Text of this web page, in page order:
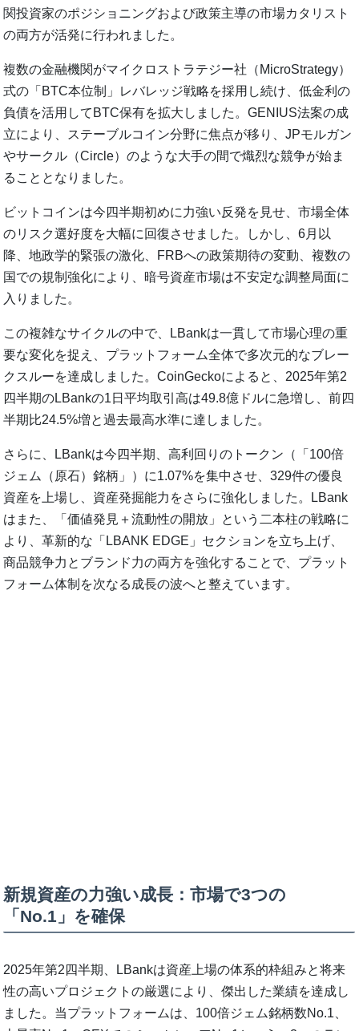
関投資家のポジショニングおよび政策主導の市場カタリスト
の両方が活発に行われました。
複数の金融機関がマイクロストラテジー社（MicroStrategy）
式の「BTC本位制」レバレッジ戦略を採用し続け、低金利の
負債を活用してBTC保有を拡大しました。GENIUS法案の成
立により、ステーブルコイン分野に焦点が移り、JPモルガン
やサークル（Circle）のような大手の間で熾烈な競争が始ま
ることとなりました。
ビットコインは今四半期初めに力強い反発を見せ、市場全体
のリスク選好度を大幅に回復させました。しかし、6月以
降、地政学的緊張の激化、FRBへの政策期待の変動、複数の
国での規制強化により、暗号資産市場は不安定な調整局面に
入りました。
この複雑なサイクルの中で、LBankは一貫して市場心理の重
要な変化を捉え、プラットフォーム全体で多次元的なブレー
クスルーを達成しました。CoinGeckoによると、2025年第2
四半期のLBankの1日平均取引高は49.8億ドルに急増し、前四
半期比24.5%増と過去最高水準に達しました。
さらに、LBankは今四半期、高利回りのトークン（「100倍
ジェム（原石）銘柄」）に1.07%を集中させ、329件の優良
資産を上場し、資産発掘能力をさらに強化しました。LBank
はまた、「価値発見＋流動性の開放」という二本柱の戦略に
より、革新的な「LBANK EDGE」セクションを立ち上げ、
商品競争力とブランド力の両方を強化することで、プラット
フォーム体制を次なる成長の波へと整えています。
新規資産の力強い成長：市場で3つの
「No.1」を確保
2025年第2四半期、LBankは資産上場の体系的枠組みと将来
性の高いプロジェクトの厳選により、傑出した業績を達成し
ました。当プラットフォームは、100倍ジェム銘柄数No.1、